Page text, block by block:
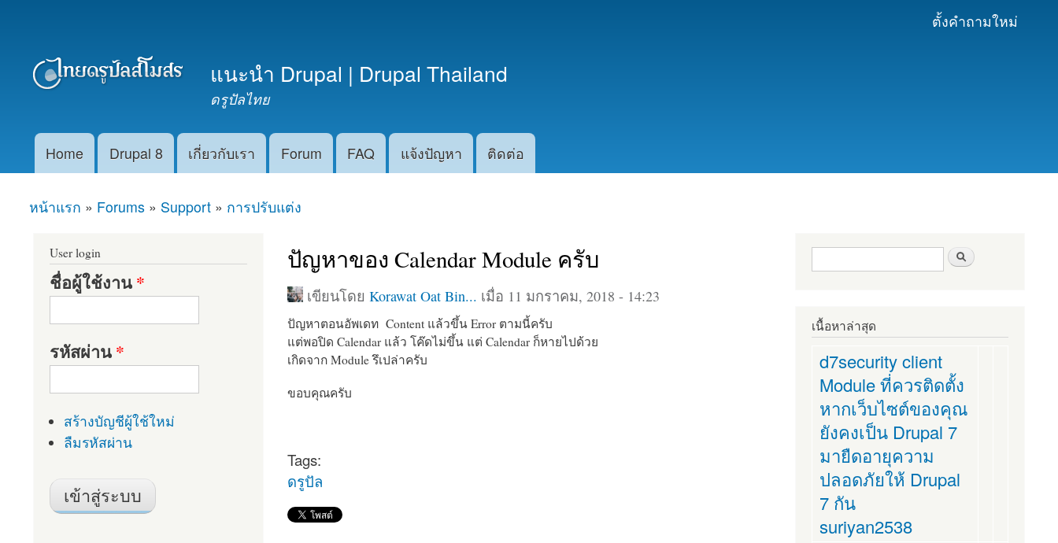
หลัก
ตั้งคำถามใหม่
แนะนำ Drupal | Drupal Thailand
ดรูปัลไทย
Main menu
Home Drupal 8 เกี่ยวกับเรา Forum FAQ แจ้งปัญหา ติดต่อ
คุณอยู่ที่นี่
หน้าแรก » Forums » Support » การปรับแต่ง
ปัญหาของ Calendar Module ครับ
เขียนโดย Korawat Oat Bin... เมื่อ 11 มกราคม, 2018 - 14:23
ปัญหาตอนอัพเดท Content แล้วขึ้น Error ตามนี้ครับ
แต่พอปิด Calendar แล้ว โค๊ดไม่ขึ้น แต่ Calendar ก็หายไปด้วย
เกิดจาก Module รึเปล่าครับ
ขอบคุณครับ
Tags:
ดรูปัล
User login
ชื่อผู้ใช้งาน*
รหัสผ่าน*
สร้างบัญชีผู้ใช้ใหม่
ลืมรหัสผ่าน
ฟอร์มค้นหา
เนื้อหาล่าสุด
d7security client
Module ที่ควรติดตั้ง
หากเว็บไซต์ของคุณ
ยังคงเป็น Drupal 7
มายืดอายุความ
ปลอดภัยให้ Drupal
7 กัน
suriyan2538